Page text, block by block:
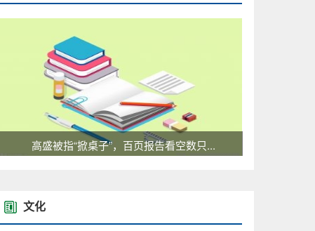
高盛被指“掀桌子”，百页报告看空数只...
文化